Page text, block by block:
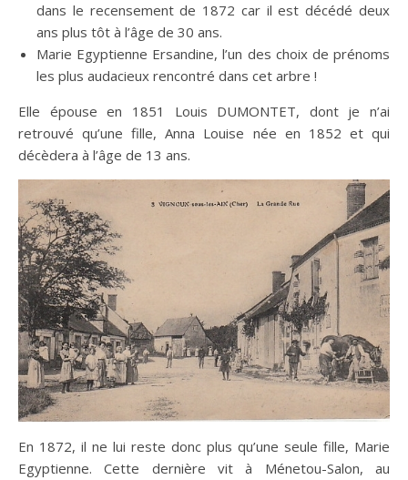
dans le recensement de 1872 car il est décédé deux
ans plus tôt à l’âge de 30 ans.
Marie Egyptienne Ersandine, l’un des choix de prénoms
les plus audacieux rencontré dans cet arbre !
Elle épouse en 1851 Louis DUMONTET, dont je n’ai
retrouvé qu’une fille, Anna Louise née en 1852 et qui
décèdera à l’âge de 13 ans.
En 1872, il ne lui reste donc plus qu’une seule fille, Marie
Egyptienne. Cette dernière vit à Ménetou-Salon, au